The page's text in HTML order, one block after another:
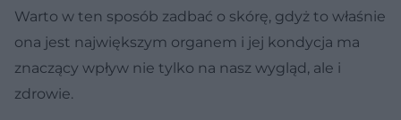
Warto w ten sposób zadbać o skórę, gdyż to właśnie
ona jest największym organem i jej kondycja ma
znaczący wpływ nie tylko na nasz wygląd, ale i
zdrowie.